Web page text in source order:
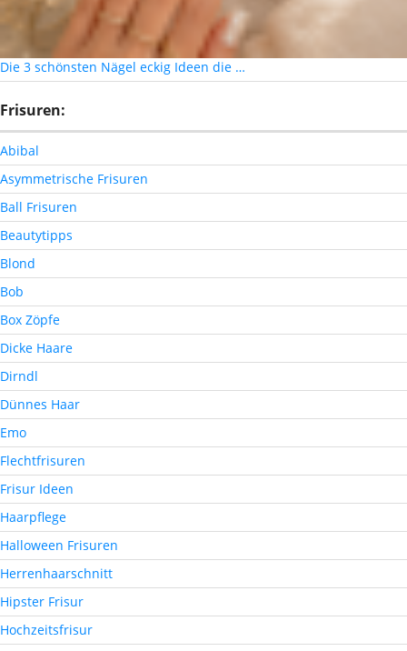
Die 3 schönsten Nägel eckig Ideen die …
Frisuren:
Abibal
Asymmetrische Frisuren
Ball Frisuren
Beautytipps
Blond
Bob
Box Zöpfe
Dicke Haare
Dirndl
Dünnes Haar
Emo
Flechtfrisuren
Frisur Ideen
Haarpflege
Halloween Frisuren
Herrenhaarschnitt
Hipster Frisur
Hochzeitsfrisur